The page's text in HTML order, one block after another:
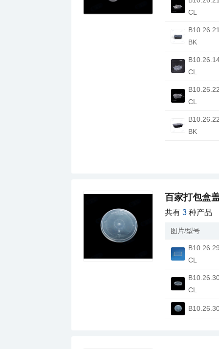
CL
BK
CL
CL
BK
百家打包盒
共有3 种产品
图片/型号
CL
CL